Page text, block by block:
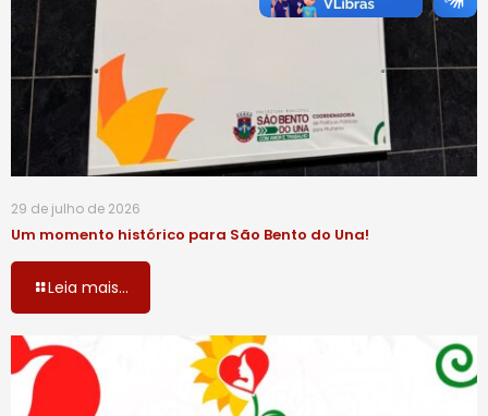
29 de julho de 2026
Um momento histórico para São Bento do Una!
Leia mais...